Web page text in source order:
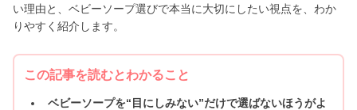
い理由と、ベビーソープ選びで本当に大切にしたい視点を、わか
りやすく紹介します。
この記事を読むとわかること
ベビーソープを“目にしみない”だけで選ばないほうがよ